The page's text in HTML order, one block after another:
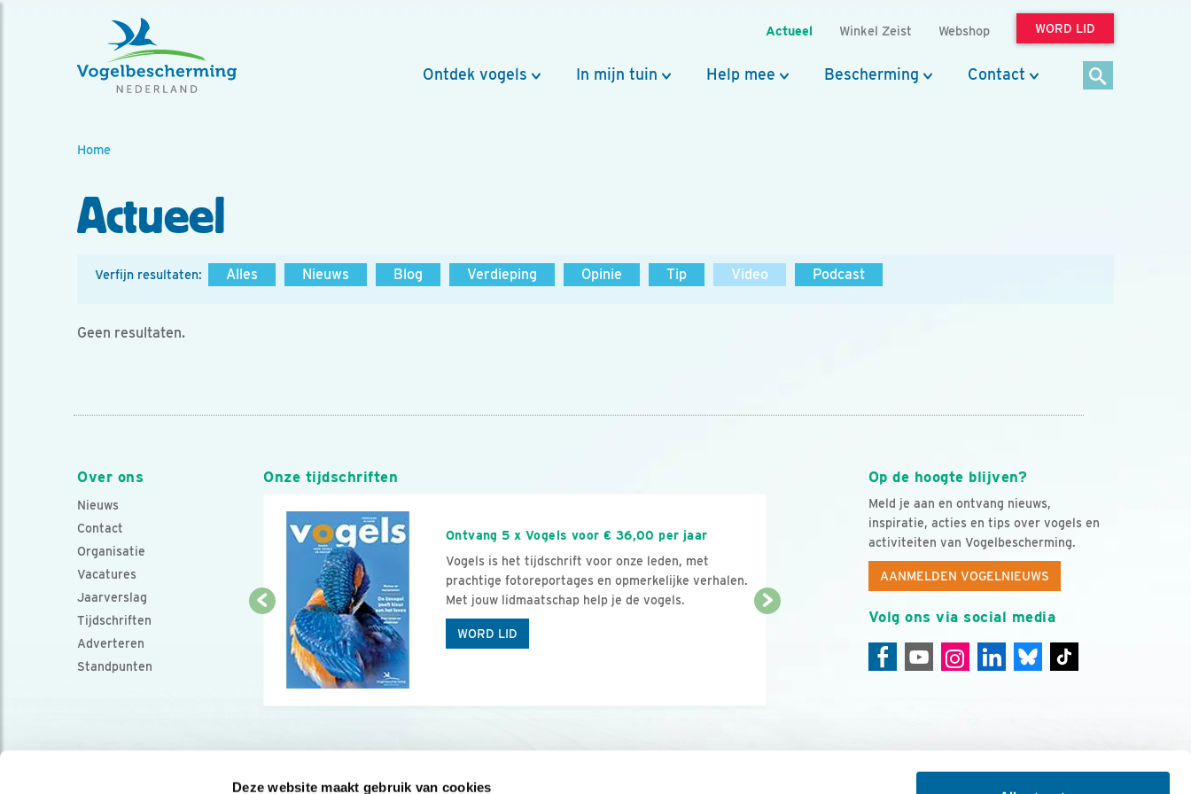
Deze website maakt gebruik van cookies
Actueel Winkel Zeist Webshop WORD LID
Ontdek vogels In mijn tuin Help mee Bescherming Contact
Home
Actueel
Verfijn resultaten: Alles Nieuws Blog Verdieping Opinie Tip Video Podcast
Geen resultaten.
Over ons
Nieuws
Contact
Organisatie
Vacatures
Jaarverslag
Tijdschriften
Adverteren
Standpunten
Op de hoogte blijven?
Meld je aan en ontvang nieuws,
inspiratie, acties en tips over vogels en
activiteiten van Vogelbescherming.
AANMELDEN VOGELNIEUWS
Volg ons via social media
Onze tijdschriften
Ontvang 5 x Vogels voor € 36,00 per jaar
Vogels is het tijdschrift voor onze leden, met
prachtige fotoreportages en opmerkelijke verhalen.
Met jouw lidmaatschap help je de vogels.
WORD LID